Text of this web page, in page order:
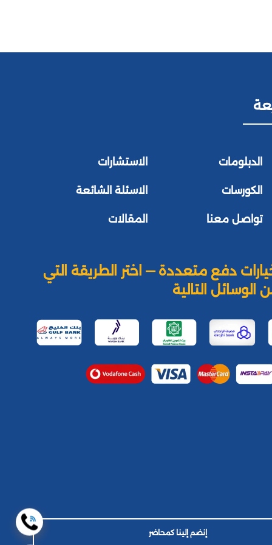
الدبلومات الاستشارات
الكورسات الاسئلة الشائعة
تواصل معنا المقالات
دفع متعددة — اختر الطريقة التي
الوسائل التالية
إنضم إلينا كمحاضر